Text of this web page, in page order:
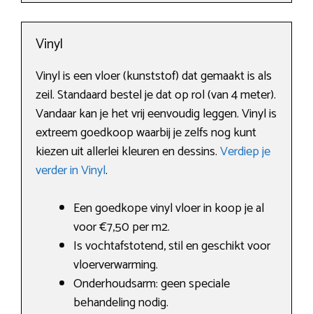
Vinyl
Vinyl is een vloer (kunststof) dat gemaakt is als
zeil. Standaard bestel je dat op rol (van 4 meter).
Vandaar kan je het vrij eenvoudig leggen. Vinyl is
extreem goedkoop waarbij je zelfs nog kunt
kiezen uit allerlei kleuren en dessins.Verdiep je
verder in Vinyl.
Een goedkope vinyl vloer in koop je al
voor €7,50 per m2.
Is vochtafstotend, stil en geschikt voor
vloerverwarming.
Onderhoudsarm: geen speciale
behandeling nodig.